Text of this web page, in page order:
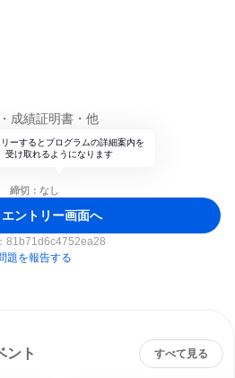
成績証明書・他
ーするとプログラムの詳細案内を
受け取れるようになります
締切：なし
エントリー画面へ
81b71d6c4752ea28
題を報告する
ント すべて見る